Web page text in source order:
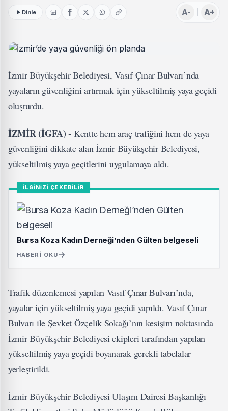
Dinle A- A+
İzmir Büyükşehir Belediyesi, Vasıf Çınar Bulvarı’nda
yayaların güvenliğini artırmak için yükseltilmiş yaya geçidi
oluşturdu.
İZMİR (İGFA) - Kentte hem araç trafiğini hem de yaya
güvenliğini dikkate alan İzmir Büyükşehir Belediyesi,
yükseltilmiş yaya geçitlerini uygulamaya aldı.
İLGİNİZİ ÇEKEBİLİR
Bursa Koza Kadın Derneği’nden Gülten belgeseli
HABERI OKU
Trafik düzenlemesi yapılan Vasıf Çınar Bulvarı’nda,
yayalar için yükseltilmiş yaya geçidi yapıldı. Vasıf Çınar
Bulvarı ile Şevket Özçelik Sokağı’nın kesişim noktasında
İzmir Büyükşehir Belediyesi ekipleri tarafından yapılan
yükseltilmiş yaya geçidi boyanarak gerekli tabelalar
yerleştirildi.
İzmir Büyükşehir Belediyesi Ulaşım Dairesi Başkanlığı